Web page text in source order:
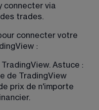
connecter via
trades.
connecter votre
:
Astuce :
de TradingView
prix de n'importe